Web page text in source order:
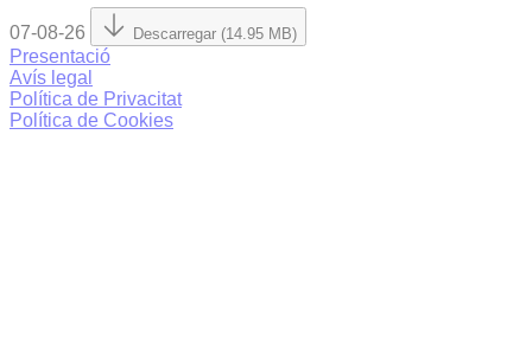
07-08-26 Descarregar (14.95 MB)
Presentació
Avís legal
Política de Privacitat
Política de Cookies